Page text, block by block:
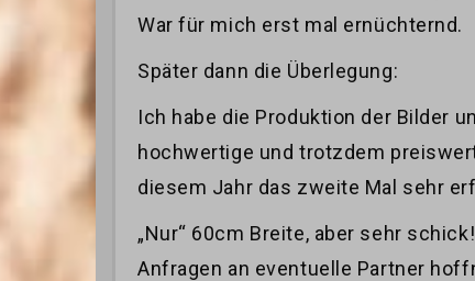
War für mich erst mal ernüchternd.
Später dann die Überlegung:
Ich habe die Produktion der Bilder
hochwertige und trotzdem
diesem Jahr das zweite Mal sehr
„Nur“ 60cm Breite, aber sehr
Anfragen an eventuelle Partner